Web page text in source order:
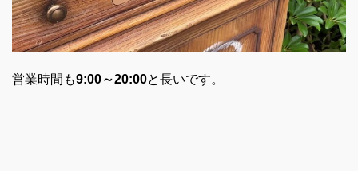
営業時間も9:00～20:00と長いです。